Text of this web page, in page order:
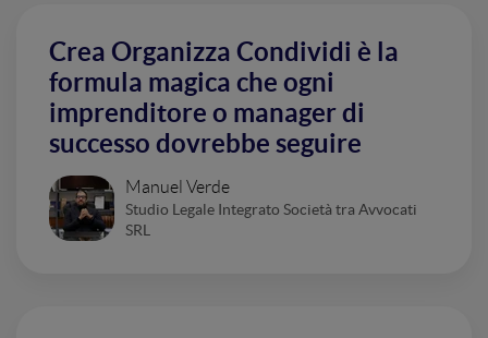
Crea Organizza Condividi è la
formula magica che ogni
imprenditore o manager di
successo dovrebbe seguire
Manuel Verde
Studio Legale Integrato Società tra Avvocati
SRL